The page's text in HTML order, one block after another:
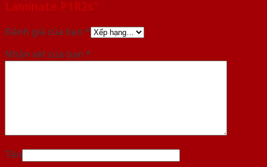
Laminate P1R2s”
Đánh giá của bạn *
Nhận xét của bạn *
Tên